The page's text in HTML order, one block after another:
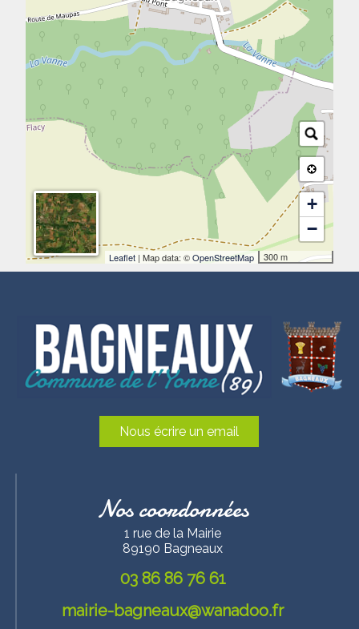
+
−
300 m
Leaflet| Map data: ©OpenStreetMap
Nous écrire un email
Nos coordonnées
1 rue de la Mairie
89190 Bagneaux
03 86 86 76 61
mairie-bagneaux@wanadoo.fr